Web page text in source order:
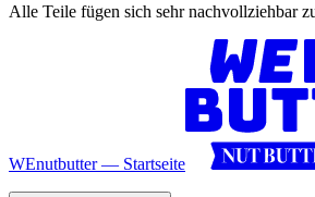
Alle Teile fügen sich sehr nachvollziehbar
WEnutbutter — Startseite